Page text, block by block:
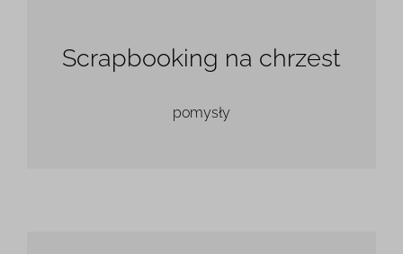
Scrapbooking na chrzest
pomysły